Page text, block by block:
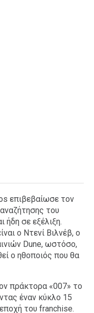
επιβεβαίωσε τον
του
ήδη σε εξέλιξη.
ο Ντενί Βιλνέβ, ο
Dune, ωστόσο,
ο ηθοποιός που θα
πράκτορα «007» το
έναν κύκλο 15
του franchise.